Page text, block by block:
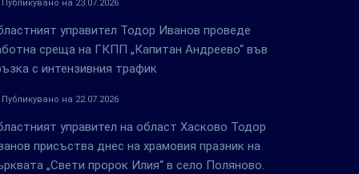
Публикувано на 23.07.2026
управител Тодор Иванов проведе
среща на ГКПП „Капитан Андреево“ във
с интензивния трафик
Публикувано на 22.07.2026
управител на област Хасково Тодор
присъства днес на храмовия празник на
„Свети пророк Илия“ в село Поляново.